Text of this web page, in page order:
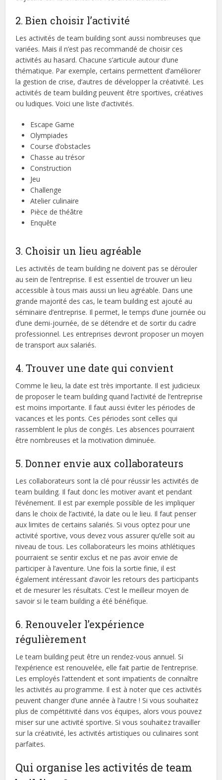
2. Bien choisir l’activité
Les activités de team building sont aussi nombreuses que
variées. Mais il n’est pas recommandé de choisir ces
activités au hasard. Chacune s’articule autour d’une
thématique. Par exemple, certains permettent d’améliorer
la gestion de crise, d’autres de développer la créativité. Les
activités de team building peuvent être sportives, créatives
ou ludiques. Voici une liste d’activités.
Escape Game
Olympiades
Course d’obstacles
Chasse au trésor
Construction
Jeu
Challenge
Atelier culinaire
Pièce de théâtre
Enquête
3. Choisir un lieu agréable
Les activités de team building ne doivent pas se dérouler
au sein de l’entreprise. Il est essentiel de trouver un lieu
accessible à tous mais aussi un lieu agréable. Dans une
grande majorité des cas, le team building est ajouté au
séminaire d’entreprise. Il permet, le temps d’une journée ou
d’une demi-journée, de se détendre et de sortir du cadre
professionnel. Les entreprises devront proposer un moyen
de transport aux salariés.
4. Trouver une date qui convient
Comme le lieu, la date est très importante. Il est judicieux
de proposer le team building quand l’activité de l’entreprise
est moins importante. Il faut aussi éviter les périodes de
vacances et les ponts. Ces périodes sont celles qui
rassemblent le plus de congés. Les absences pourraient
être nombreuses et la motivation diminuée.
5. Donner envie aux collaborateurs
Les collaborateurs sont la clé pour réussir les activités de
team building. Il faut donc les motiver avant et pendant
l’événement. Il est par exemple possible de les impliquer
dans le choix de l’activité, la date ou le lieu. Il faut penser
aux limites de certains salariés. Si vous optez pour une
activité sportive, vous devez vous assurer qu’elle soit au
niveau de tous. Les collaborateurs les moins athlétiques
pourraient se sentir exclus et ne pas avoir envie de
participer à l’aventure. Une fois la sortie finie, il est
également intéressant d’avoir les retours des participants
et de mesurer les résultats. C’est le meilleur moyen de
savoir si le team building a été bénéfique.
6. Renouveler l’expérience
régulièrement
Le team building peut être un rendez-vous annuel. Si
l’expérience est renouvelée, elle fait partie de l’entreprise.
Les employés l’attendent et sont impatients de connaître
les activités au programme. Il est à noter que ces activités
peuvent changer d’une année à l’autre ! Si vous souhaitez
plus de compétitivité dans vos équipes, alors vous pouvez
miser sur une activité sportive. Si vous souhaitez travailler
sur la créativité, les activités artistiques ou culinaires sont
parfaites.
Qui organise les activités de team